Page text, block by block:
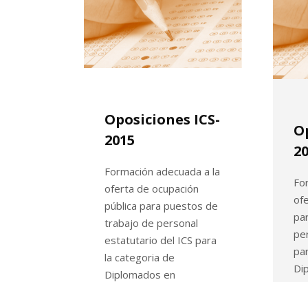
Oposiciones ICS-
2015
Formación adecuada a la
oferta de ocupación
pública para puestos de
trabajo de personal
estatutario del ICS para
la categoria de
Diplomados en